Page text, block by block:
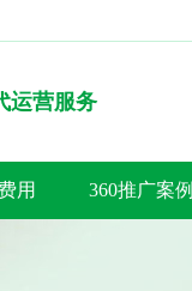
运营服务
用 360推广案例